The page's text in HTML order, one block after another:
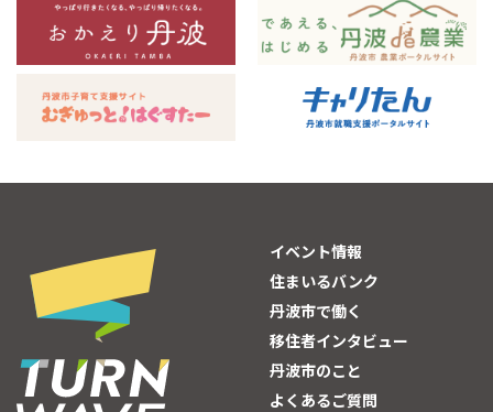
イベント情報
住まいるバンク
丹波市で働く
移住者インタビュー
丹波市のこと
よくあるご質問